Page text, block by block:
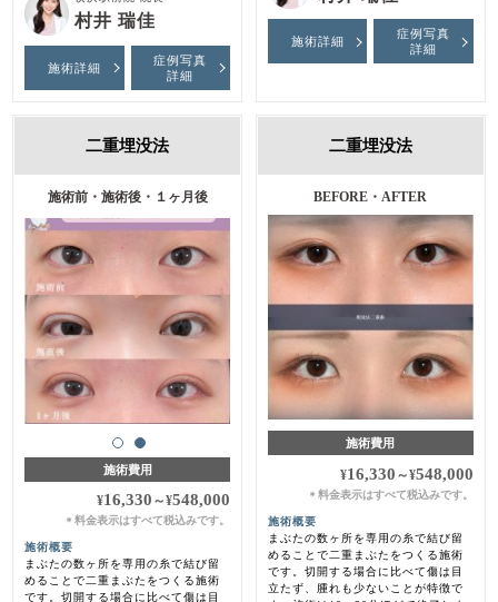
村井 瑞佳
施術詳細
症例写真
詳細
施術詳細
症例写真
詳細
二重埋没法
施術前・施術後・１ヶ月後
施術費用
¥16,330 ～¥548,000
＊料金表示はすべて税込みです。
施術概要
まぶたの数ヶ所を専用の糸で結び留
めることで二重まぶたをつくる施術
です。切開する場合に比べて傷は目
二重埋没法
BEFORE・AFTER
施術費用
¥16,330 ～¥548,000
＊ 料金表示はすべて税込みです。
施術概要
まぶたの数ヶ所を専用の糸で結び留
めることで二重まぶたをつくる施術
です。切開する場合に比べて傷は目
立たず、腫れも少ないことが特徴で